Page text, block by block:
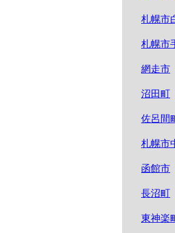
札幌市
札幌市
網走市
沼田町
佐呂間
札幌市
函館市
長沼町
東神楽